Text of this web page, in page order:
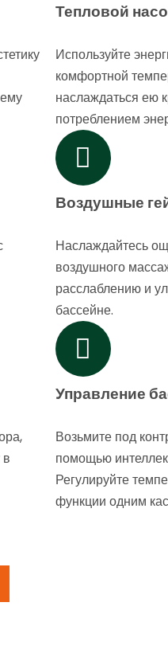
Тепловой
Используйте
комфортной
наслаждаться ею
потреблением
Воздушные
Наслаждайтесь
воздушного
расслаблению и
бассейне.
Управление
Возьмите под
помощью
Регулируйте
функции одним